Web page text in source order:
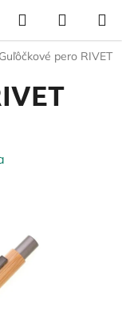
Hľadať
KOŠÍK
Guľôčkové pero RIVET